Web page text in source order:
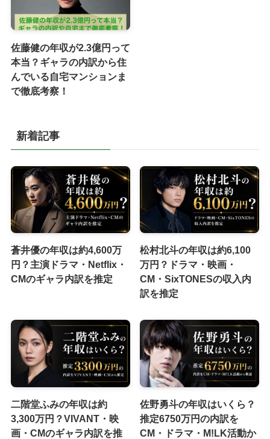
佐藤健の年収が2.3億円って
本当？ギャラの内訳から住
んでいる自宅マンションま
で徹底考察！
新着記事
蒼井優の年収は約4,600万
円？主演ドラマ・Netflix・
CMのギャラ内訳を推定
松村北斗の年収は約6,100
万円？ドラマ・映画・
CM・SixTONESの収入内
訳を推定
二階堂ふみの年収は約
3,300万円？VIVANT・映
画・CMのギャラ内訳を推
佐野勇斗の年収はいくら？
推定6750万円の内訳を
CM・ドラマ・M!LK活動か